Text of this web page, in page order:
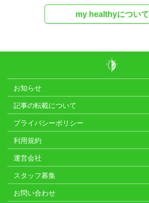
my healthyについて
お知らせ
記事の転載について
プライバシーポリシー
利用規約
運営会社
スタッフ募集
お問い合わせ